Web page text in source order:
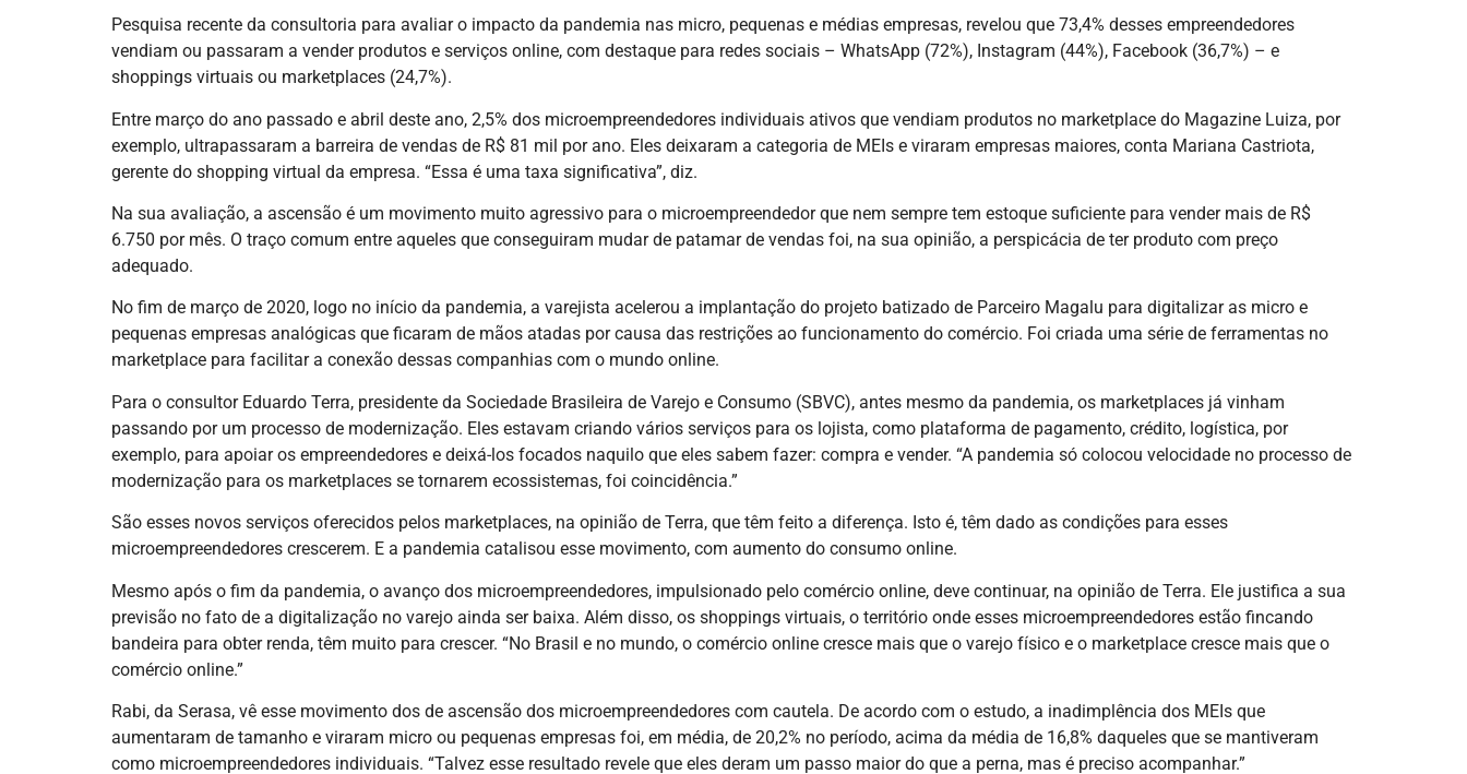
Pesquisa recente da consultoria para avaliar o impacto da pandemia nas micro, pequenas e médias empresas, revelou que 73,4% desses empreendedores
vendiam ou passaram a vender produtos e serviços online, com destaque para redes sociais – WhatsApp (72%), Instagram (44%), Facebook (36,7%) – e
shoppings virtuais ou marketplaces (24,7%).
Entre março do ano passado e abril deste ano, 2,5% dos microempreendedores individuais ativos que vendiam produtos no marketplace do Magazine Luiza, por
exemplo, ultrapassaram a barreira de vendas de R$ 81 mil por ano. Eles deixaram a categoria de MEIs e viraram empresas maiores, conta Mariana Castriota,
gerente do shopping virtual da empresa. “Essa é uma taxa significativa”, diz.
Na sua avaliação, a ascensão é um movimento muito agressivo para o microempreendedor que nem sempre tem estoque suficiente para vender mais de R$
6.750 por mês. O traço comum entre aqueles que conseguiram mudar de patamar de vendas foi, na sua opinião, a perspicácia de ter produto com preço
adequado.
No fim de março de 2020, logo no início da pandemia, a varejista acelerou a implantação do projeto batizado de Parceiro Magalu para digitalizar as micro e
pequenas empresas analógicas que ficaram de mãos atadas por causa das restrições ao funcionamento do comércio. Foi criada uma série de ferramentas no
marketplace para facilitar a conexão dessas companhias com o mundo online.
Para o consultor Eduardo Terra, presidente da Sociedade Brasileira de Varejo e Consumo (SBVC), antes mesmo da pandemia, os marketplaces já vinham
passando por um processo de modernização. Eles estavam criando vários serviços para os lojista, como plataforma de pagamento, crédito, logística, por
exemplo, para apoiar os empreendedores e deixá-los focados naquilo que eles sabem fazer: compra e vender. “A pandemia só colocou velocidade no processo de
modernização para os marketplaces se tornarem ecossistemas, foi coincidência.”
São esses novos serviços oferecidos pelos marketplaces, na opinião de Terra, que têm feito a diferença. Isto é, têm dado as condições para esses
microempreendedores crescerem. E a pandemia catalisou esse movimento, com aumento do consumo online.
Mesmo após o fim da pandemia, o avanço dos microempreendedores, impulsionado pelo comércio online, deve continuar, na opinião de Terra. Ele justifica a sua
previsão no fato de a digitalização no varejo ainda ser baixa. Além disso, os shoppings virtuais, o território onde esses microempreendedores estão fincando
bandeira para obter renda, têm muito para crescer. “No Brasil e no mundo, o comércio online cresce mais que o varejo físico e o marketplace cresce mais que o
comércio online.”
Rabi, da Serasa, vê esse movimento dos de ascensão dos microempreendedores com cautela. De acordo com o estudo, a inadimplência dos MEIs que
aumentaram de tamanho e viraram micro ou pequenas empresas foi, em média, de 20,2% no período, acima da média de 16,8% daqueles que se mantiveram
como microempreendedores individuais. “Talvez esse resultado revele que eles deram um passo maior do que a perna, mas é preciso acompanhar.”